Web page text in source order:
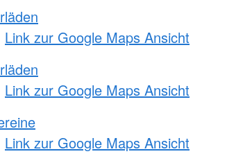
Link zur Google Maps Ansicht
Link zur Google Maps Ansicht
Link zur Google Maps Ansicht